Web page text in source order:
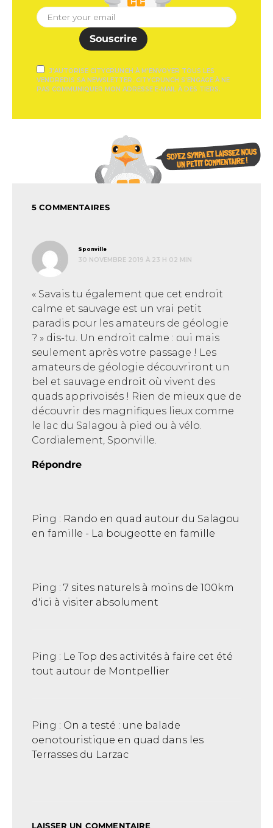
Souscrire
J'AUTORISE CITYCRUNCH À M'ENVOYER TOUS LES
VENDREDIS SA NEWSLETTER. CITYCRUNCH S'ENGAGE À NE
PAS COMMUNIQUER MON ADRESSE E-MAIL À DES TIERS.
5 COMMENTAIRES
Sponville
30 NOVEMBRE 2019 À 23 H 02 MIN
« Savais tu également que cet endroit
calme et sauvage est un vrai petit
paradis pour les amateurs de géologie
? » dis-tu. Un endroit calme : oui mais
seulement après votre passage ! Les
amateurs de géologie découvriront un
bel et sauvage endroit où vivent des
quads apprivoisés ! Rien de mieux que de
découvrir des magnifiques lieux comme
le lac du Salagou à pied ou à vélo.
Cordialement, Sponville.
Répondre
Ping : Rando en quad autour du Salagou
en famille - La bougeotte en famille
Ping : 7 sites naturels à moins de 100km
d'ici à visiter absolument
Ping : Le Top des activités à faire cet été
tout autour de Montpellier
Ping : On a testé : une balade
oenotouristique en quad dans les
Terrasses du Larzac
LAISSER UN COMMENTAIRE